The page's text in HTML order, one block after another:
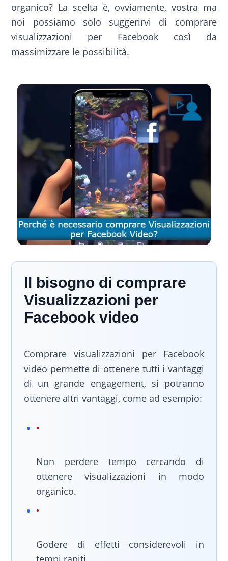
organico? La scelta è, ovviamente, vostra ma
noi possiamo solo suggerirvi di comprare
visualizzazioni per Facebook così da
massimizzare le possibilità.
Il bisogno di comprare
Visualizzazioni per
Facebook video
Comprare visualizzazioni per Facebook
video permette di ottenere tutti i vantaggi
di un grande engagement, si potranno
ottenere altri vantaggi, come ad esempio:
Non perdere tempo cercando di
ottenere visualizzazioni in modo
organico.
Godere di effetti considerevoli in